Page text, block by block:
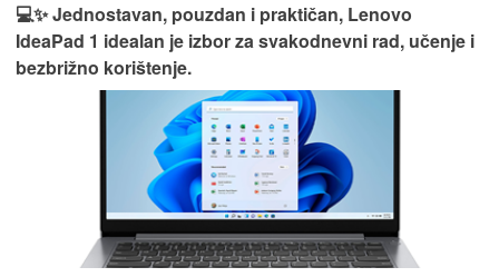
💻✨ Jednostavan, pouzdan i praktičan, Lenovo
IdeaPad 1 idealan je izbor za svakodnevni rad, učenje i
bezbrižno korištenje.